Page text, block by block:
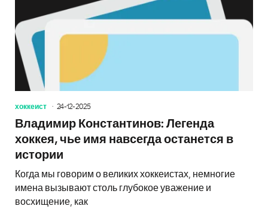
хоккеист 24-12-2025
Владимир Константинов: Легенда
хоккея, чье имя навсегда останется в
истории
Когда мы говорим о великих хоккеистах, немногие
имена вызывают столь глубокое уважение и
восхищение, как